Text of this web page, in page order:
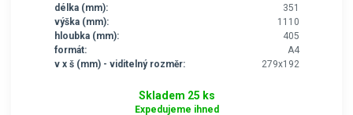
délka (mm):
351
výška (mm):
1110
hloubka (mm):
405
formát:
A4
v x š (mm) - viditelný rozměr:
279x192
Skladem 25 ks
Expedujeme ihned